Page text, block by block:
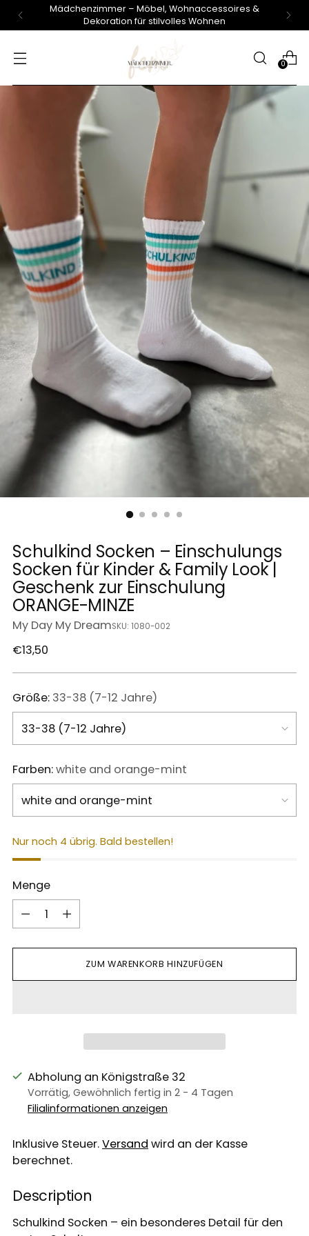
Mädchenzimmer – Möbel, Wohnaccessoires &
Dekoration für stilvolles Wohnen
0
Schulkind Socken – Einschulungs
Socken für Kinder & Family Look |
Geschenk zur Einschulung
ORANGE-MINZE
My Day My DreamSKU: 1080-002
Regulärer
€13,50
Größe: 33-38 (7-12 Jahre)
Farben:white and orange-mint
Nur noch 4 übrig. Bald bestellen!
Menge
Menge
ZUM WARENKORB HINZUFÜGEN
Abholung an Königstraße 32
Vorrätig, Gewöhnlich fertig in 2 - 4 Tagen
Filialinformationen anzeigen
Inklusive Steuer.Versand wird an der Kasse
berechnet.
Description
Schulkind Socken – ein besonderes Detail für den